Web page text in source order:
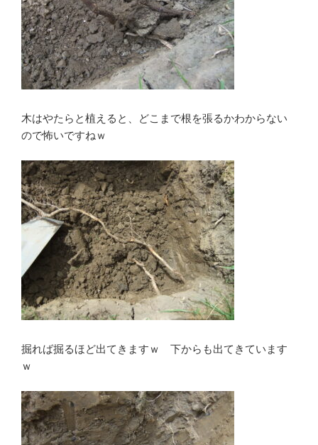
木はやたらと植えると、どこまで根を張るかわからない
ので怖いですねｗ
掘れば掘るほど出てきますｗ 下からも出てきています
ｗ